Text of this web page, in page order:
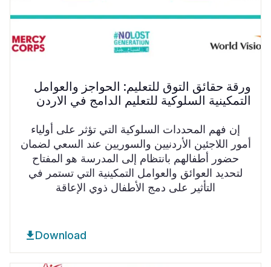
ورقة حقائق التوق للتعليم: الحواجز والعوامل
التمكينية السلوكية للتعليم الدامج في الاردن
إن فهم المحددات السلوكية التي تؤثر على أولياء
أمور اللاجئين الأردنيين والسوريين عند السعي لضمان
حضور أطفالهم بانتظام إلى المدرسة هو المفتاح
لتحديد العوائق والعوامل التمكينية التي تستمر في
التأثير على دمج الأطفال ذوي الإعاقة
Download